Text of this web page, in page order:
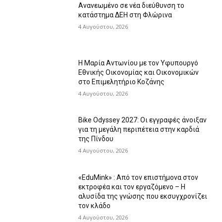
Ανανεωμένο σε νέα διεύθυνση το
κατάστημα ΔΕΗ στη Φλώρινα
4 Αυγούστου, 2026
Η Μαρία Αντωνίου με τον Υφυπουργό
Εθνικής Οικονομίας και Οικονομικών
στο Επιμελητήριο Κοζάνης
4 Αυγούστου, 2026
Bike Odyssey 2027: Οι εγγραφές άνοιξαν
για τη μεγάλη περιπέτεια στην καρδιά
της Πίνδου
4 Αυγούστου, 2026
«EduMink» : Από τον επιστήμονα στον
εκτροφέα και τον εργαζόμενο – Η
αλυσίδα της γνώσης που εκσυγχρονίζει
τον κλάδο
4 Αυγούστου, 2026